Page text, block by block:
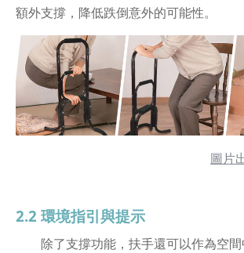
額外支撐，降低跌倒意外的可能性。
圖片
2.2 環境指引與提示
除了支撐功能，扶手還可以作為空間